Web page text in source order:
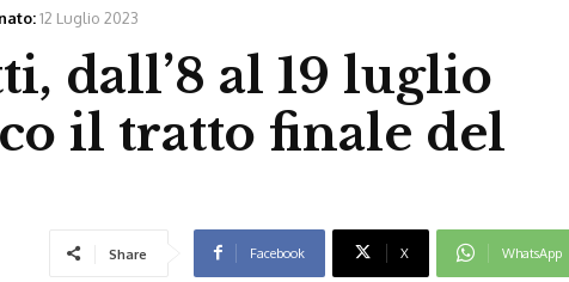
12 Luglio 2023
dall’8 al 19 luglio
il tratto finale del
Share Facebook X WhatsApp